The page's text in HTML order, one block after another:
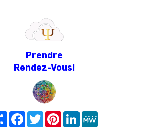
Prendre
Rendez-Vous!
Share FacebookTwitterPinterest
LinkedIn